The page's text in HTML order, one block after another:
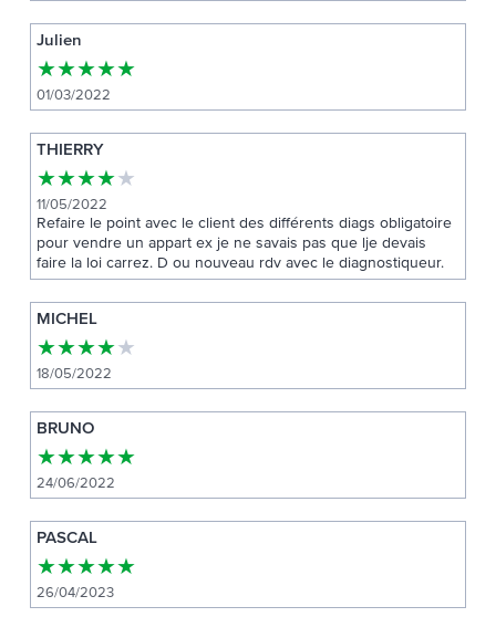
Julien
★★★★★
01/03/2022
THIERRY
★★★★★
11/05/2022
Refaire le point avec le client des différents diags obligatoire
pour vendre un appart ex je ne savais pas que lje devais
faire la loi carrez. D ou nouveau rdv avec le diagnostiqueur.
MICHEL
★★★★★
18/05/2022
BRUNO
★★★★★
24/06/2022
PASCAL
★★★★★
26/04/2023